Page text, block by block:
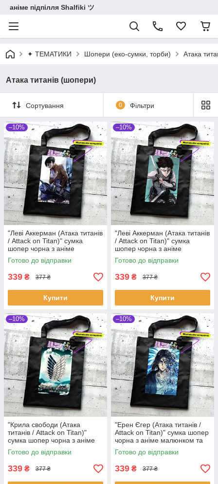
аніме підпілля Shalfiki ツ
✦ ТЕМАТИКИ Шопери (еко-сумки, торби) Атака
Атака титанів (шопери)
Сортування 0 Фільтри
–10%
"Леві Аккерман (Атака титанів
/ Attack on Titan)" сумка
шопер чорна з аніме
малюнком та кишенею
Готово до відправки
339 ₴ 377 ₴
Купити
–10%
"Леві Аккерман (Атака титанів
/ Attack on Titan)" сумка
шопер чорна з аніме
малюнком та кишенею
Готово до відправки
339 ₴ 377 ₴
Купити
–10%
"Крила свободи (Атака
титанів / Attack on Titan)"
сумка шопер чорна з аніме
малюнком та кишенею
Готово до відправки
339 ₴ 377 ₴
–10%
"Ерен Єгер (Атака титанів /
Attack on Titan)" сумка шопер
чорна з аніме малюнком та
кишенею
Готово до відправки
339 ₴ 377 ₴